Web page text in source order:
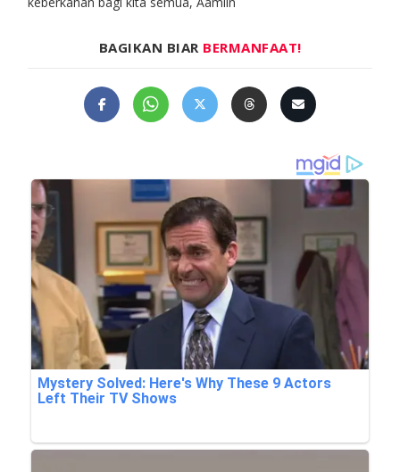
BAGIKAN BIAR BERMANFAAT!